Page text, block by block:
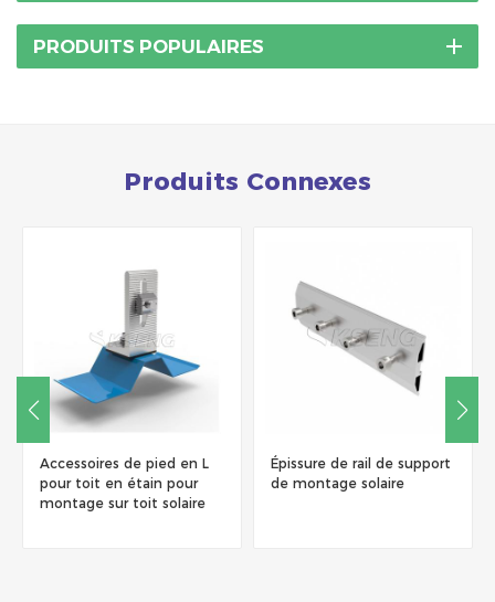
PRODUITS POPULAIRES
Produits Connexes
Accessoires de pied en L
pour toit en étain pour
montage sur toit solaire
Épissure de rail de support
de montage solaire